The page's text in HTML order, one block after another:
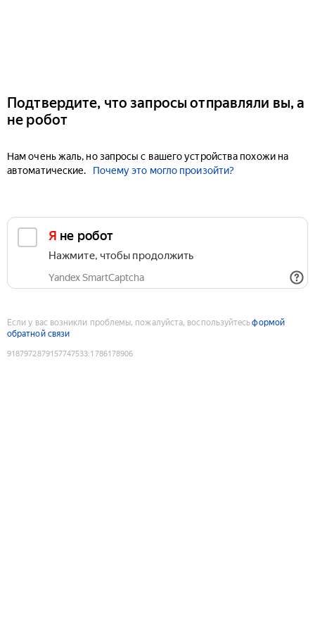
Подтвердите, что запросы отправляли вы, а
не робот
Нам очень жаль, но запросы с вашего устройства похожи на
автоматические.
Почему это могло произойти?
Я не робот
Нажмите, чтобы продолжить
Yandex SmartCaptcha
Если у вас возникли проблемы, пожалуйста, воспользуйтесьформой
обратной связи
9187972879157747533:1786178906